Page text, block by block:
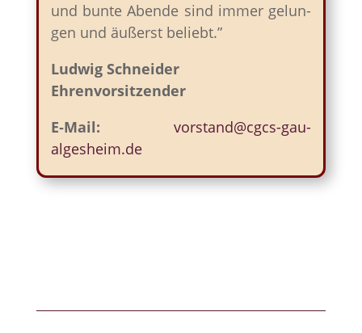
und bunte Abende sind immer gelun­
gen und äußerst beliebt.”
Lud­wig Schnei­der
Ehren­vor­sitzen­der
E‑Mail:
vorstand@cgcs-gau-
algesheim.de